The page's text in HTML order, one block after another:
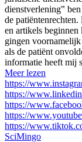
dienstverlening‟
de
en artikels beginnen
gingen
als de patiënt
informatie heeft mij
Meer lezen
https://
https://
https://
https://
https://
SciMingo